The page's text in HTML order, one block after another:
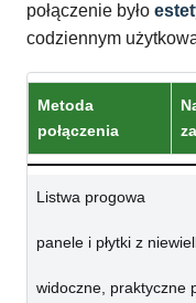
połączenie było
codziennym
Metoda
połączenia
Listwa progowa
panele i płytki z
widoczne, praktyczne